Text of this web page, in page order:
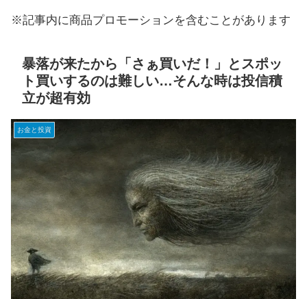
※記事内に商品プロモーションを含むことがあります
暴落が来たから「さぁ買いだ！」とスポッ
ト買いするのは難しい…そんな時は投信積
立が超有効
お金と投資